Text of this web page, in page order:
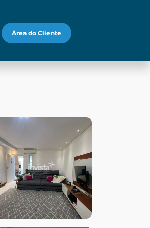
Área do Cliente